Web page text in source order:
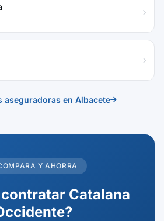
aseguradoras en Albacete
Y AHORRA
Catalana